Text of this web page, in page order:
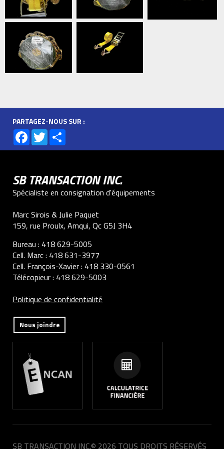
PARTAGEZ-NOUS SUR :
Facebook
Twitter
SB TRANSACTION INC.
Spécialiste en consignation d'équipements
Marc Sirois & Julie Paquet
159, rue Proulx, Amqui, Qc G5J 3H4
Bureau : 418 629-5005
Cell. Marc : 418 631-3977
Cell. François-Xavier : 418 330-0561
Télécopieur : 418 629-5003
Politique de confidentialité
Nous joindre
SB TRANSACTION INC.© 2026 TOUS DROITS RÉSERVÉS